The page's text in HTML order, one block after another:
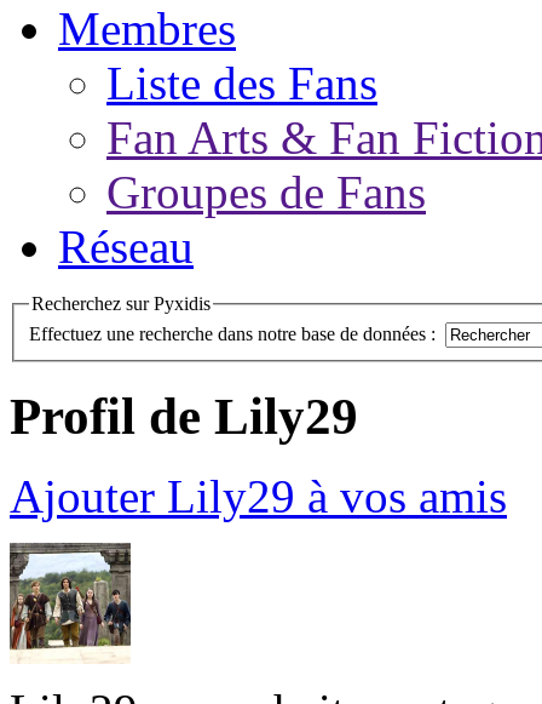
Membres
Liste des Fans
Fan Arts & Fan
Groupes de Fans
Réseau
Recherchez sur Pyxidis
Effectuez une recherche dans notre base de données :
Profil de Lily29
Ajouter Lily29 à vos amis